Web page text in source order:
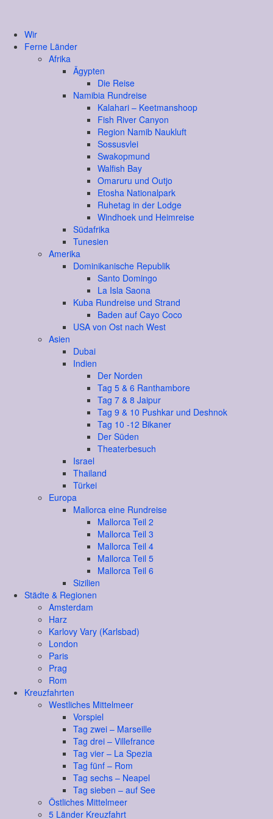
Wir
Ferne Länder
Afrika
Ägypten
Die Reise
Namibia Rundreise
Kalahari – Keetmanshoop
Fish River Canyon
Region Namib Naukluft
Sossusvlei
Swakopmund
Walfish Bay
Omaruru und Outjo
Etosha Nationalpark
Ruhetag in der Lodge
Windhoek und Heimreise
Südafrika
Tunesien
Amerika
Dominikanische Republik
Santo Domingo
La Isla Saona
Kuba Rundreise und Strand
Baden auf Cayo Coco
USA von Ost nach West
Asien
Dubai
Indien
Der Norden
Tag 5 & 6 Ranthambore
Tag 7 & 8 Jaipur
Tag 9 & 10 Pushkar und Deshnok
Tag 10 -12 Bikaner
Der Süden
Theaterbesuch
Israel
Thailand
Türkei
Europa
Mallorca eine Rundreise
Mallorca Teil 2
Mallorca Teil 3
Mallorca Teil 4
Mallorca Teil 5
Mallorca Teil 6
Sizilien
Städte & Regionen
Amsterdam
Harz
Karlovy Vary (Karlsbad)
London
Paris
Prag
Rom
Kreuzfahrten
Westliches Mittelmeer
Vorspiel
Tag zwei – Marseille
Tag drei – Villefrance
Tag vier – La Spezia
Tag fünf – Rom
Tag sechs – Neapel
Tag sieben – auf See
Östliches Mittelmeer
5 Länder Kreuzfahrt